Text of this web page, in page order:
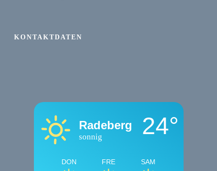
KONTAKTDATEN
Radeberg
sonnig 24°
DON FRE SAM